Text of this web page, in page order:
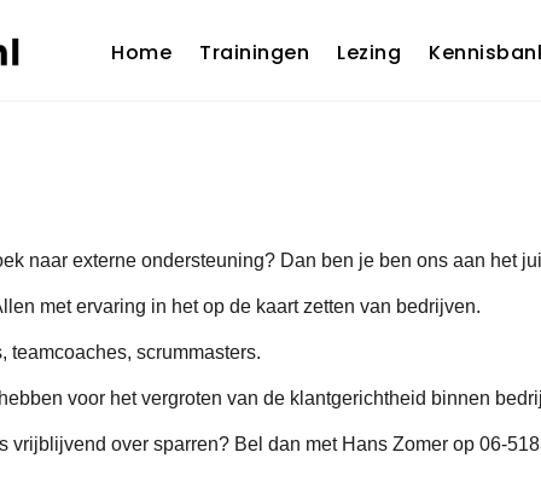
Home Trainingen Lezing
naar externe ondersteuning? Dan ben je ben ons aan het
met ervaring in het op de kaart zetten van bedrijven.
teamcoaches, scrummasters.
voor het vergroten van de klantgerichtheid binnen
over sparren? Bel dan met Hans Zomer op 06-